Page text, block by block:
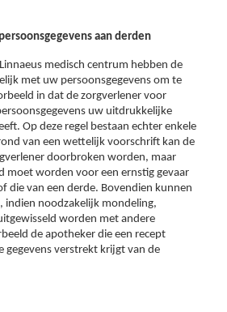
aan derden
medisch centrum hebben de
met uw persoonsgegevens om te
in dat de zorgverlener voor
uw uitdrukkelijke
Op deze regel bestaan echter enkele
van een wettelijk voorschrift kan de
doorbroken worden, maar
moet worden voor een ernstig gevaar
die van een derde. Bovendien kunnen
indien noodzakelijk mondeling,
worden met andere
de apotheker die een recept
gegevens verstrekt krijgt van de